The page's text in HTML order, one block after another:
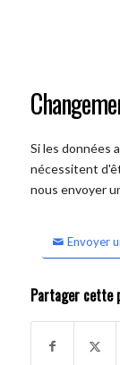
Si les données
nécessitent
nous envoyer
Envoyer
Partager cette